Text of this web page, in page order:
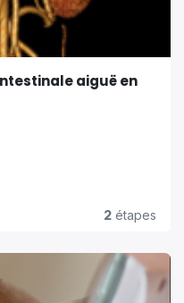
aiguë en
2 étapes